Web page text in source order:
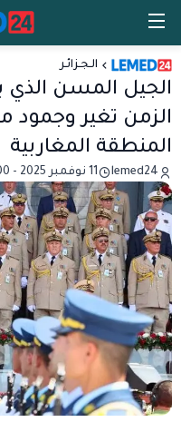
الـجـزائـر
الجيل المسن الذي
الزمن تغير
المنطقة المغاربية
lemed24 11 نوفمبر 2025 - 08:00